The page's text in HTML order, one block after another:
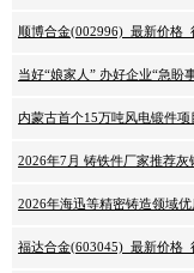
顺博合金(002996)_最新价格
当好“娘家人” 办好企业“急盼
内蒙古首个15万吨风电锻件
2026年7月 铸铁件厂家推荐灰
2026年海迅等精密铸造领域
福达合金(603045)_最新价格